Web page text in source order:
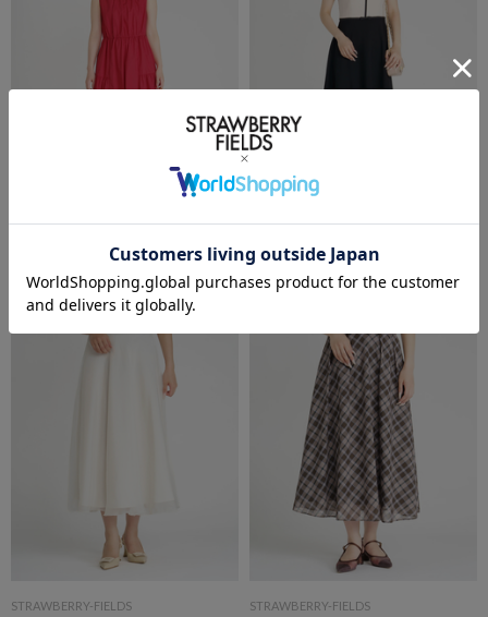
ノースリーブティアードワンピース
￥19,800(税込) ￥30,800(税込)
STRAWBERRY-FIELDS STRAWBERRY-FIELDS